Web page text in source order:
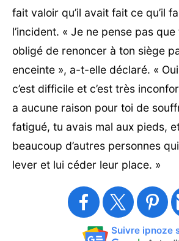
fait valoir qu’il avait fait ce qu’il
l’incident. « Je ne pense pas
obligé de renoncer à ton siège
enceinte », a-t-elle déclaré. «
c’est difficile et c’est très
a aucune raison pour toi de
fatigué, tu avais mal aux pieds,
beaucoup d’autres personnes
lever et lui céder leur place. »
Suivre ipnoze